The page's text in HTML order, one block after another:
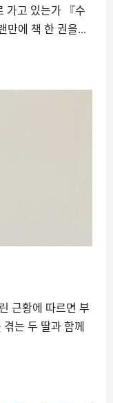
가고 있는가 『수
만에 책 한 권을...
근황에 따르면 부
는 두 딸과 함께